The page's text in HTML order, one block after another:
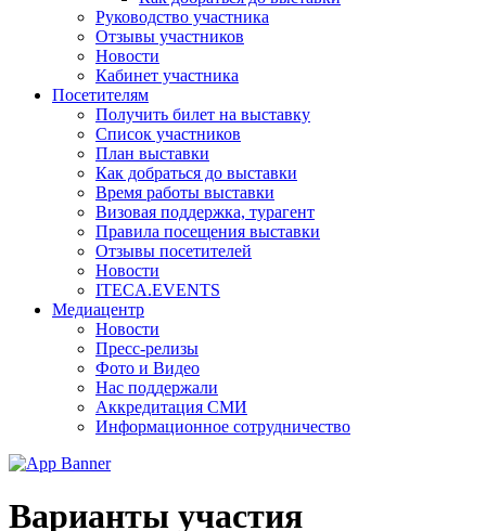
Руководство участника
Отзывы участников
Новости
Кабинет участника
Посетителям
Получить билет на выставку
Список участников
План выставки
Как добраться до выставки
Время работы выставки
Визовая поддержка, турагент
Правила посещения выставки
Отзывы посетителей
Новости
ITECA.EVENTS
Медиацентр
Новости
Пресс-релизы
Фото и Видео
Нас поддержали
Аккредитация СМИ
Информационное сотрудничество
Варианты участия